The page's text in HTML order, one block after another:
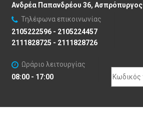
Ανδρέα Παπανδρέου 36, Ασπρόπυργος
Τηλέφωνα επικοινωνίας
2105222596 - 2105224457
2111828725 - 2111828726
Ωράριο λειτουργίας
08:00 - 17:00
Search
for: